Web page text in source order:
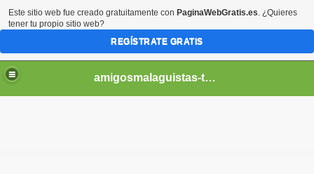
amigosmalaguistas-temporadas
Este sitio web fue creado gratuitamente con PaginaWebGratis.es. ¿Quieres
tener tu propio sitio web?
REGÍSTRATE GRATIS